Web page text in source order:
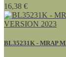
16,38 €
BL35231K - MRAP